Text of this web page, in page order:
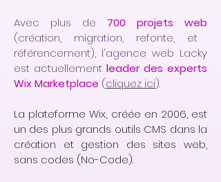
Avec plus de
700 projets web
(création, migration, refonte, et
référencement), l'agence web Lacky
est actuellement leader des experts
Wix Marketplace (cliquez ici).
La plateforme Wix, créée en 2006, est
un des plus grands outils CMS dans la
création et gestion des sites web,
sans codes (No-Code).